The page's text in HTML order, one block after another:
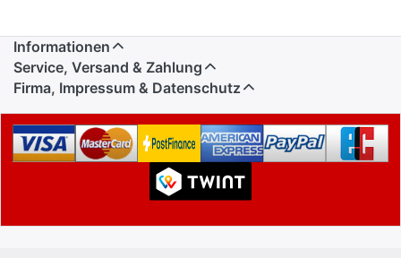
Informationen
Service, Versand & Zahlung
Firma, Impressum & Datenschutz